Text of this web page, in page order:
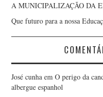
A MUNICIPALIZAÇÃO DA
Que futuro para a nossa
José cunha emO perigo da
albergue espanhol